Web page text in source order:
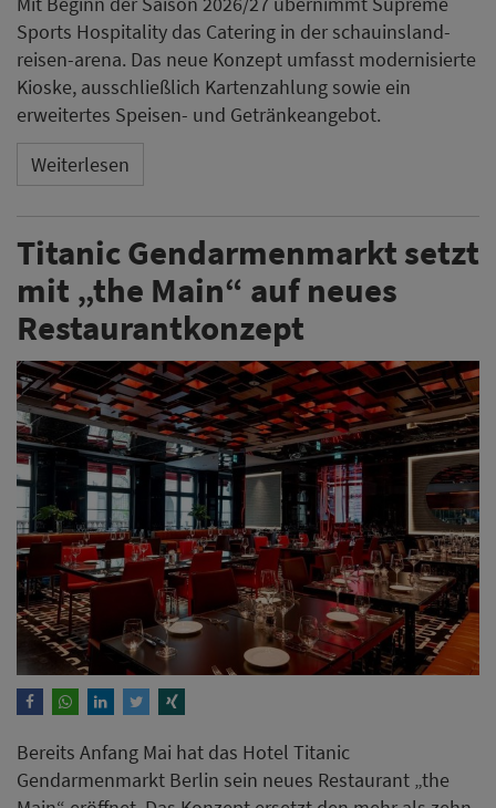
Sports Hospitality das Catering in der schauinsland-
reisen-arena. Das neue Konzept umfasst modernisierte
Kioske, ausschließlich Kartenzahlung sowie ein
erweitertes Speisen- und Getränkeangebot.
Weiterlesen
Titanic Gendarmenmarkt setzt
mit „the Main“ auf neues
Restaurantkonzept
Bereits Anfang Mai hat das Hotel Titanic
Gendarmenmarkt Berlin sein neues Restaurant „the